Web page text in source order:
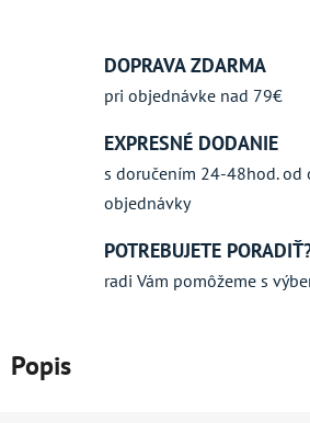
DOPRAVA ZDARMA
pri objednávke nad 79€
EXPRESNÉ DODANIE
s doručením 24-48hod. od
objednávky
POTREBUJETE
radi Vám pomôžeme s
Popis